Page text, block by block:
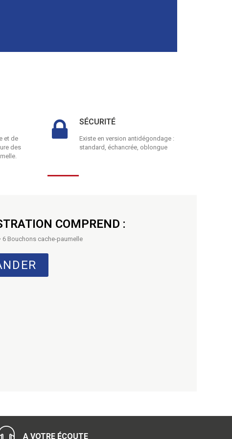
et de
des
SÉCURITÉ
Existe en version antidégondage :
standard, échancrée, oblongue
COMPREND :
6 Bouchons cache-paumelle
A VOTRE ÉCOUTE